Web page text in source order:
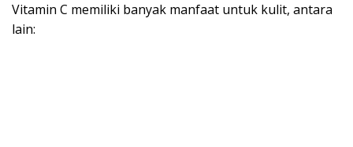
Vitamin C memiliki banyak manfaat untuk kulit, antara
lain: